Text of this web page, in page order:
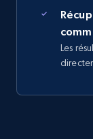
Les